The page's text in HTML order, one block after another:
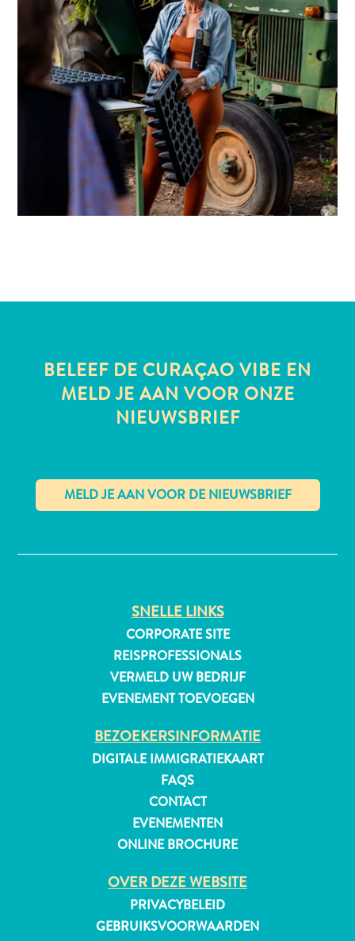
BELEEF DE CURAÇAO VIBE EN
MELD JE AAN VOOR ONZE
NIEUWSBRIEF
SNELLE LINKS
CORPORATE SITE
REISPROFESSIONALS
VERMELD UW BEDRIJF
EVENEMENT TOEVOEGEN
BEZOEKERSINFORMATIE
DIGITALE IMMIGRATIEKAART
FAQS
CONTACT
EVENEMENTEN
ONLINE BROCHURE
OVER DEZE WEBSITE
PRIVACYBELEID
GEBRUIKSVOORWAARDEN